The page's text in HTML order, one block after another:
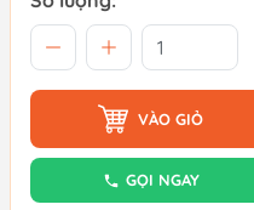
VÀO GIỎ
GỌI NGAY